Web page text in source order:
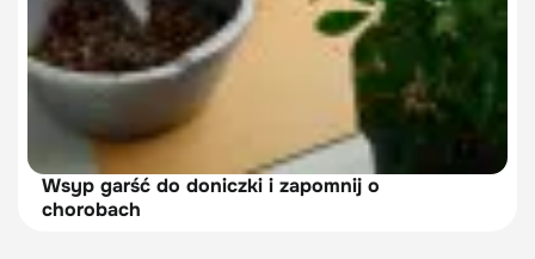
Wsyp garść do doniczki i zapomnij o
chorobach